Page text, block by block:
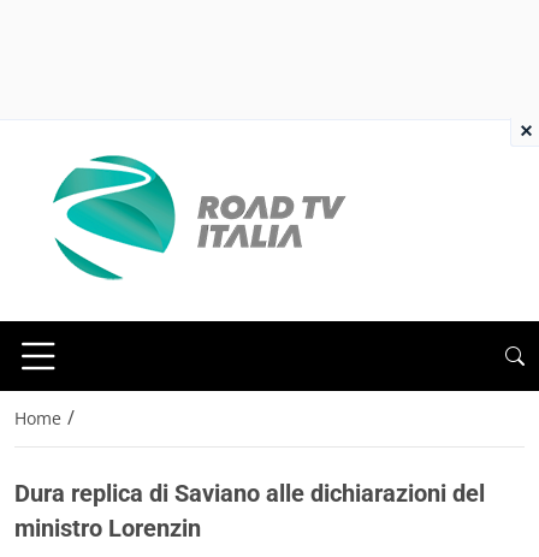
Home /
Dura replica di Saviano alle dichiarazioni del
ministro Lorenzin
×